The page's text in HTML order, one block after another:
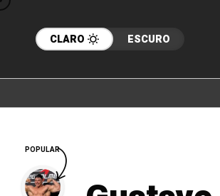
CLARO ESCURO
POPULAR